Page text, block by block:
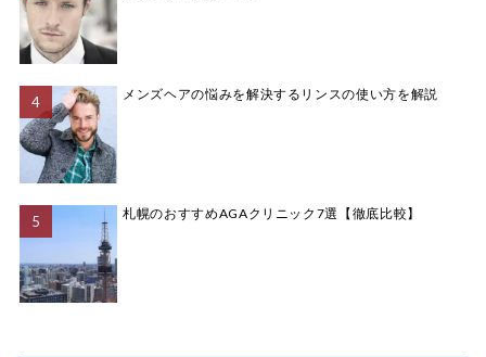
メンズヘアの悩みを解決するリンスの使い方を解説
札幌のおすすめAGAクリニック7選【徹底比較】